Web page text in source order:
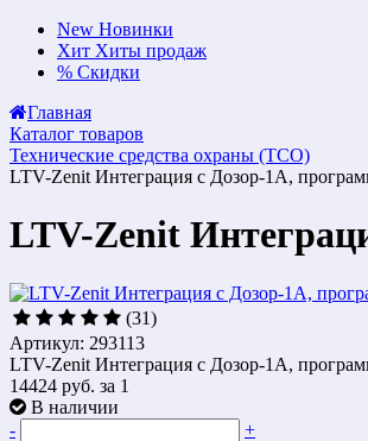
New Новинки
Хит Хиты продаж
% Скидки
Главная
Каталог товаров
Технические средства охраны (ТСО)
LTV-Zenit Интеграция с Дозор-1А,
LTV-Zenit
(31)
Артикул: 293113
LTV-Zenit Интеграция с Дозор-1А,
14424 руб. за 1
В наличии
-
+